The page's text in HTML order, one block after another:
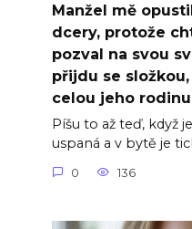
Manžel mě
dcery, protože
pozval na svou
přijdu se
celou jeho
Píšu to až teď, když
uspaná a v bytě je
0 136